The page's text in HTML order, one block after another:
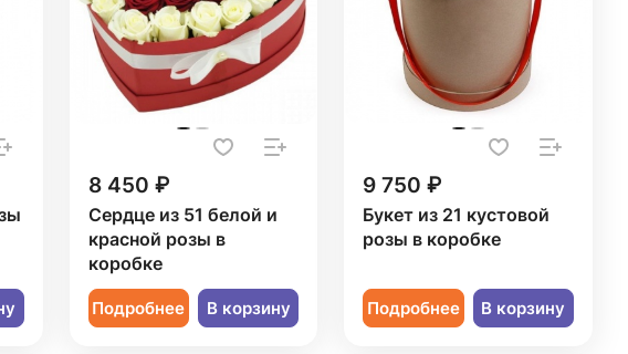
8 450 ₽
Сердце из 51 белой и
красной розы в
коробке
Подробнее В корзину
9 750 ₽
Букет из 21 кустовой
розы в коробке
Подробнее В корзину